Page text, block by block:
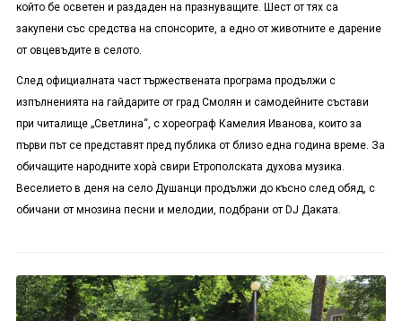
който бе осветен и раздаден на празнуващите. Шест от тях са
закупени със средства на спонсорите, а едно от животните е дарение
от овцевъдите в селото.
След официалната част тържествената програма продължи с
изпълненията на гайдарите от град Смолян и самодейните състави
при читалище „Светлина“, с хореограф Камелия Иванова, които за
първи път се представят пред публика от близо една година време. За
обичащите народните хорà свири Етрополската духова музика.
Веселието в деня на село Душанци продължи до късно след обяд, с
обичани от мнозина песни и мелодии, подбрани от DJ Даката.